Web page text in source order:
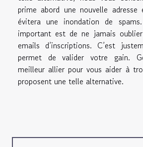
prime abord une nouvelle
évitera une inondation de
important est de ne jamais
emails d’inscriptions. C’est
permet de valider votre gain.
meilleur allier pour vous aider à
proposent une telle alternative.